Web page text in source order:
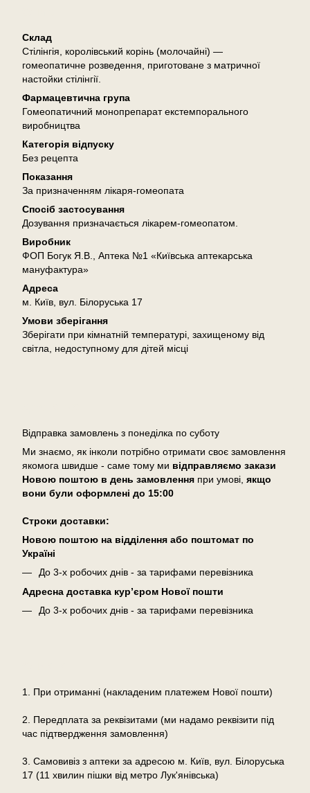
Склад
Стілінгія, королівський корінь (молочайні) —
гомеопатичне розведення, приготоване з матричної
настойки стілінгії.
Фармацевтична група
Гомеопатичний монопрепарат екстемпорального
виробництва
Категорія відпуску
Без рецепта
Показання
За призначенням лікаря-гомеопата
Спосіб застосування
Дозування призначається лікарем-гомеопатом.
Виробник
ФОП Богук Я.В., Аптека №1 «Київська аптекарська
мануфактура»
Адреса
м. Київ, вул. Білоруська 17
Умови зберігання
Зберігати при кімнатній температурі, захищеному від
світла, недоступному для дітей місці
Відправка замовлень з понеділка по суботу
Ми знаємо, як інколи потрібно отримати своє замовлення
якомога швидше - саме тому ми відправляємо закази
Новою поштою в день замовлення при умові, якщо
вони були оформлені до 15:00
Cтроки доставки:
Новою поштою на відділення або поштомат по
Україні
До 3-х робочих днів - за тарифами перевізника
Адресна доставка кур’єром Нової пошти
До 3-х робочих днів - за тарифами перевізника
1. При отриманні (накладеним платежем Нової пошти)
2. Передплата за реквізитами (ми надамо реквізити під
час підтвердження замовлення)
3. Самовивіз з аптеки за адресою м. Київ, вул. Білоруська
17 (11 хвилин пішки від метро Лук'янівська)